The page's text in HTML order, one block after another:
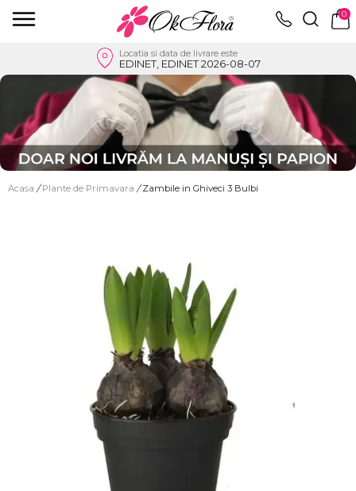
0
Locatia si data de livrare este
EDINET, EDINET 2026-08-07
Acasa / Plante de Primavara / Zambile in Ghiveci 3 Bulbi